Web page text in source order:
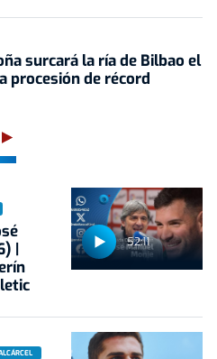
surcará la ría de Bilbao el
procesión de récord
52:11
|